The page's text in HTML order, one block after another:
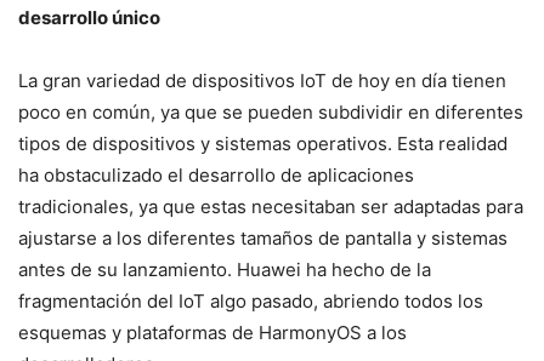
desarrollo único
La gran variedad de dispositivos IoT de hoy en día tienen
poco en común, ya que se pueden subdividir en diferentes
tipos de dispositivos y sistemas operativos. Esta realidad
ha obstaculizado el desarrollo de aplicaciones
tradicionales, ya que estas necesitaban ser adaptadas para
ajustarse a los diferentes tamaños de pantalla y sistemas
antes de su lanzamiento. Huawei ha hecho de la
fragmentación del IoT algo pasado, abriendo todos los
esquemas y plataformas de HarmonyOS a los